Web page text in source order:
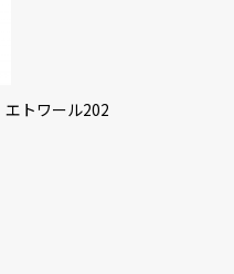
トワール202